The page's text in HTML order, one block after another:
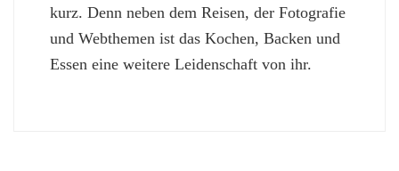
kurz. Denn neben dem Reisen, der Fotografie
und Webthemen ist das Kochen, Backen und
Essen eine weitere Leidenschaft von ihr.